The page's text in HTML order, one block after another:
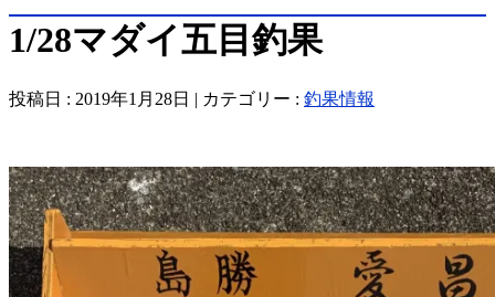
1/28マダイ五目釣果
投稿日 : 2019年1月28日 | カテゴリー : 釣果情報